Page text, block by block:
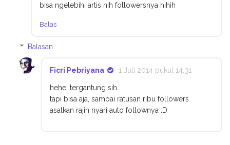
bisa ngelebihi artis nih followersnya hihih
Balas
Balasan
Ficri Pebriyana 1 Juli 2014 pukul 14.31
hehe, tergantung sih...
tapi bisa aja, sampai ratusan ribu followers
asalkan rajin nyari auto follownya :D